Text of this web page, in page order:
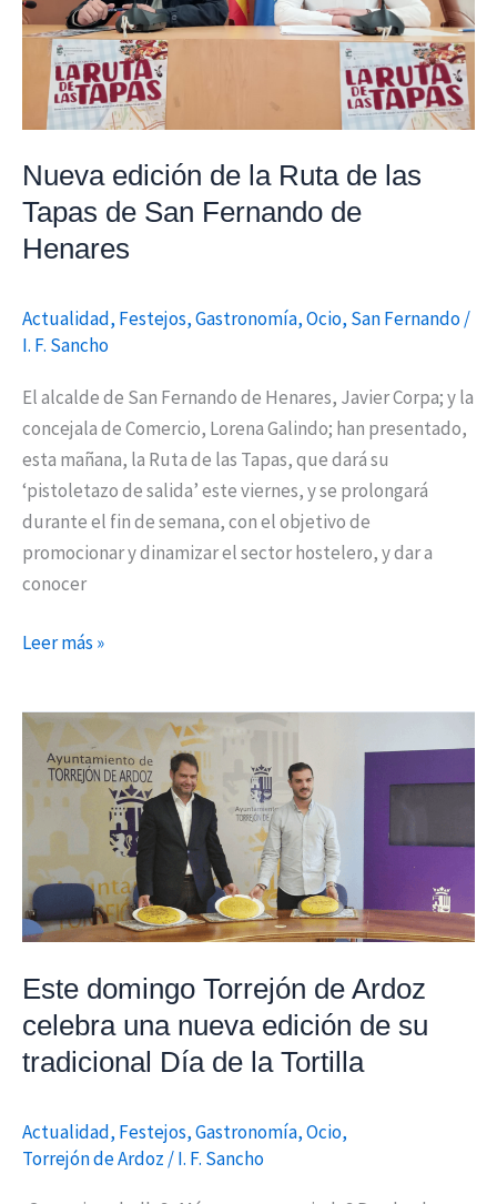
Nueva edición de la Ruta de las
Tapas de San Fernando de
Henares
Actualidad, Festejos,Gastronomía,Ocio, San Fernando/
I. F. Sancho
El alcalde de San Fernando de Henares, Javier Corpa; y la
concejala de Comercio, Lorena Galindo; han presentado,
esta mañana, la Ruta de las Tapas, que dará su
‘pistoletazo de salida’ este viernes, y se prolongará
durante el fin de semana, con el objetivo de
promocionar y dinamizar el sector hostelero, y dar a
conocer
Tapas
San
Fernando
Henares
Leer más »
Este domingo Torrejón de Ardoz
celebra una nueva edición de su
tradicional Día de la Tortilla
Actualidad, Festejos,Gastronomía,Ocio,
Torrejón de Ardoz /I. F. Sancho
Este
domingo
Torrejón
de
Ardoz
celebra
una
nueva
edición
de
su
tradicional
de
la